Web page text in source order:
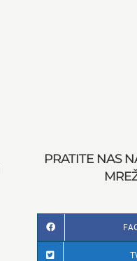
PRATITE NAS